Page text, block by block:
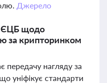
Джерело
ЄЦБ щодо
за крипторинком
передачу нагляду за
уніфікує стандарти